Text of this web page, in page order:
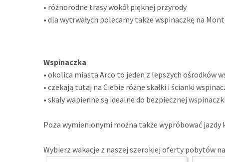
• różnorodne trasy wokół pięknej przyrody
• dla wytrwałych polecamy także wspinaczkę na
Wspinaczka
• okolica miasta Arco to jeden z lepszych ośrodków
• czekają tutaj na Ciebie różne skałki i ścianki
• skały wapienne są idealne do bezpiecznej wspinaczki
Poza wymienionymi można także wypróbować
Wybierz wakacje z naszej szerokiej oferty pobytów